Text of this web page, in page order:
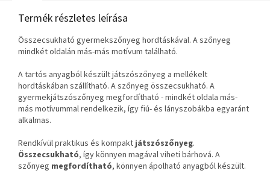
Termék részletes leírása
Összecsukható gyermekszőnyeg hordtáskával. A szőnyeg
mindkét oldalán más-más motívum található.
A tartós anyagból készült játszószőnyeg a mellékelt
hordtáskában szállítható. A szőnyeg összecsukható. A
gyermekjátszószőnyeg megfordítható - mindkét oldala más-
más motívummal rendelkezik, így fiú- és lányszobákba egyaránt
alkalmas.
Rendkívül praktikus és kompaktjátszószőnyeg.
Összecsukható, így könnyen magával viheti bárhová. A
szőnyeg megfordítható, könnyen ápolható anyagból készült.